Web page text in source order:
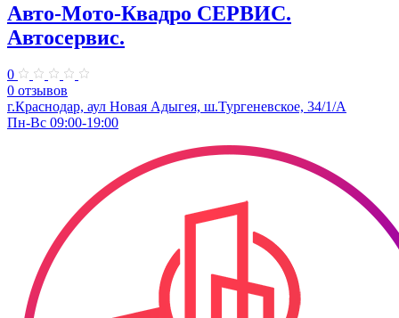
Авто-Мото-Квадро СЕРВИС.
Автосервис.
0
0 отзывов
г.Краснодар, аул Новая Адыгея, ш.Тургеневское, 34/1/А
Пн-Вс 09:00-19:00